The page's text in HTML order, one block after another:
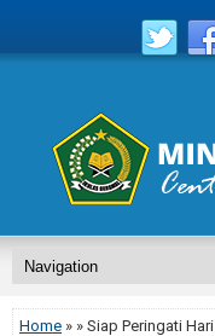
Home » » Siap Peringati